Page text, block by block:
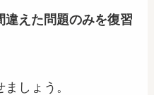
違えた問題のみを復習
しょう。